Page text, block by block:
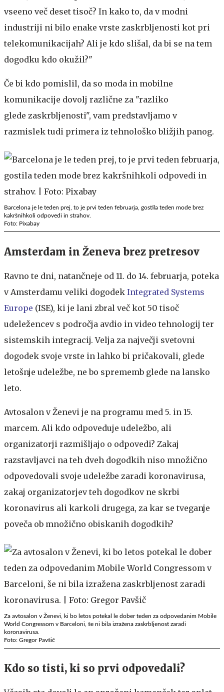
vseeno več deset tisoč? In kako to, da v modni
industriji ni bilo enake vrste zaskrbljenosti kot pri
telekomunikacijah? Ali je kdo slišal, da bi se na tem
dogodku kdo okužil?"
Če bi kdo pomislil, da so moda in mobilne
komunikacije dovolj različne za "razliko
glede zaskrbljenosti", vam predstavljamo v
razmislek tudi primera iz tehnološko bližjih panog.
Barcelona je le teden prej, to je prvi teden februarja, gostila teden mode brez
kakršnihkoli odpovedi in strahov.
Foto: Pixabay
Amsterdam in Ženeva brez pretresov
Ravno te dni, natančneje od 11. do 14. februarja, poteka
v Amsterdamu veliki dogodek Integrated Systems
Europe (ISE), ki je lani zbral več kot 50 tisoč
udeležencev s področja avdio in video tehnologij ter
sistemskih integracij. Velja za največji svetovni
dogodek svoje vrste in lahko bi pričakovali, glede
letošnje udeležbe, ne bo sprememb glede na lansko
leto.
Avtosalon v Ženevi je na programu med 5. in 15.
marcem. Ali kdo odpoveduje udeležbo, ali
organizatorji razmišljajo o odpovedi? Zakaj
razstavljavci na teh dveh dogodkih niso množično
odpovedovali svoje udeležbe zaradi koronavirusa,
zakaj organizatorjev teh dogodkov ne skrbi
koronavirus ali karkoli drugega, za kar se tveganje
poveča ob množično obiskanih dogodkih?
Za avtosalon v Ženevi, ki bo letos potekal le dober teden za odpovedanim Mobile
World Congressom v Barceloni, še ni bila izražena zaskrbljenost zaradi
koronavirusa.
Foto: Gregor Pavšič
Kdo so tisti, ki so prvi odpovedali?